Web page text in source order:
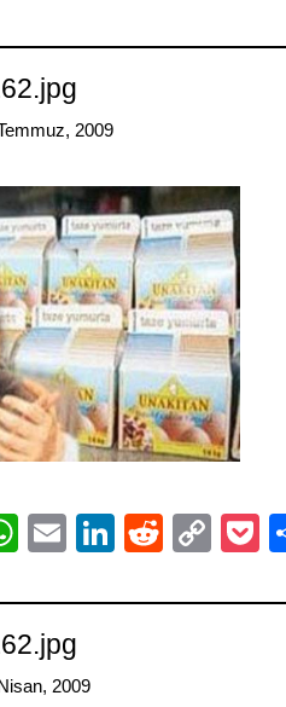
2009
WhatsApp
EmailLinkedIn
Reddit
2009